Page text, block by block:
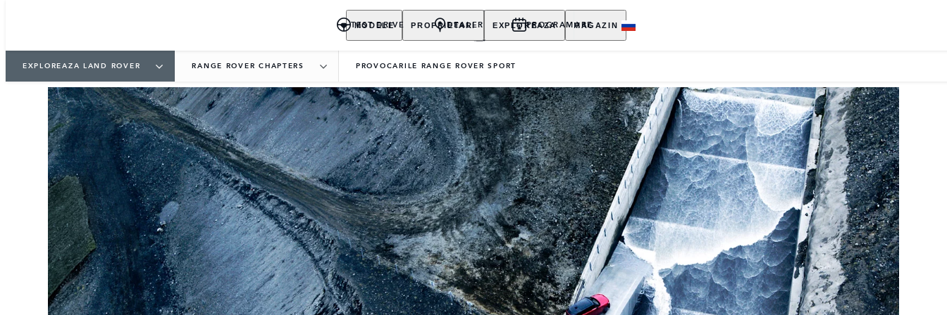
MODELE PROPRIETARI EXPLOREAZA MAGAZIN
TEST DRIVE DEALER PROGRAMARE
EXPLOREAZA LAND ROVER RANGE ROVER CHAPTERS PROVOCARILE RANGE ROVER SPORT